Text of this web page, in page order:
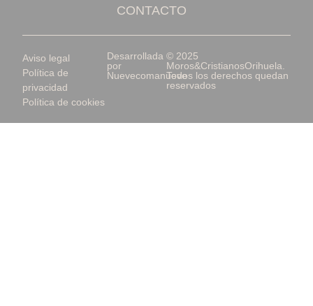
CONTACTO
Aviso legal
Política de
privacidad
Política de cookies
Desarrollada
por
Nuevecomanueve
© 2025
Moros&CristianosOrihuela.
Todos los derechos quedan
reservados